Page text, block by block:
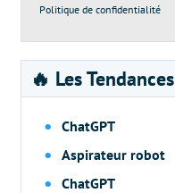
Politique de confidentialité
🔥 Les Tendances
ChatGPT
Aspirateur robot
ChatGPT